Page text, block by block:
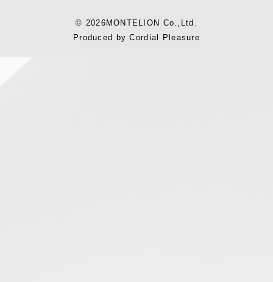
© 2026MONTELION Co.,Ltd.
Produced byCordial Pleasure